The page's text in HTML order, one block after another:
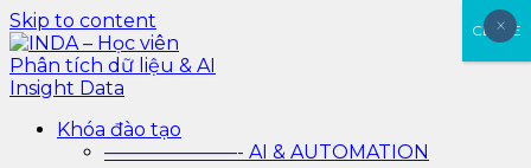
Skip to content
INDA – Học viên Phân tích dữ liệu & AI Insight Data
INDA – Học viện Đào tạo phân tích dữ liệu & AI chuyên
sâu cho ngành ngân hàng – bảo hiểm – chứng khoán
Khóa đào tạo
———————- AI & AUTOMATION
×
CLOSE
×